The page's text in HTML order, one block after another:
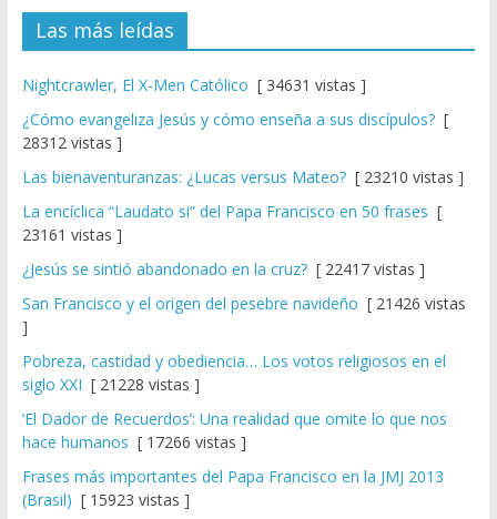
Las más leídas
Nightcrawler, El X-Men Católico [ 34631 vistas ]
¿Cómo evangeliza Jesús y cómo enseña a sus discípulos?[
28312 vistas ]
Las bienaventuranzas: ¿Lucas versus Mateo?[ 23210 vistas ]
La encíclica “Laudato si” del Papa Francisco en 50 frases [
23161 vistas ]
¿Jesús se sintió abandonado en la cruz?[ 22417 vistas ]
San Francisco y el origen del pesebre navideño [ 21426 vistas
]
Pobreza, castidad y obediencia… Los votos religiosos en el
siglo XXI [ 21228 vistas ]
‘El Dador de Recuerdos’: Una realidad que omite lo que nos
hace humanos [ 17266 vistas ]
Frases más importantes del Papa Francisco en la JMJ 2013
(Brasil) [ 15923 vistas ]